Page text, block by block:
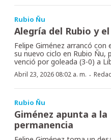
Rubio Ñu
Alegría del Rubio y
Felipe Giménez arrancó con
su nuevo ciclo en Rubio Ñu,
venció por goleada (3-0) a
Abril 23, 2026 08:02 a. m. ·
Rubio Ñu
Giménez apunta a la
permanencia